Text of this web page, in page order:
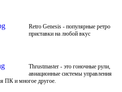
Retro Genesis - популярные ретро
приставки на любой вкус
Thrustmaster - это гоночные рули,
авиационные системы управления
ПК и многое другое.